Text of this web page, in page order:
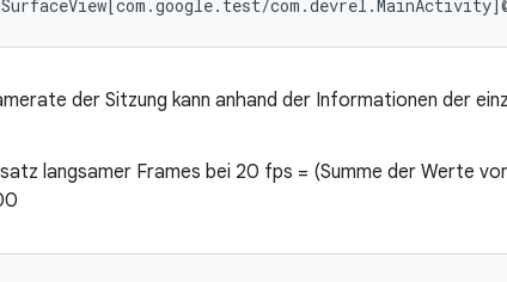
der Sitzung kann anhand der Informationen der
langsamer Frames bei 20 fps = (Summe der Werte